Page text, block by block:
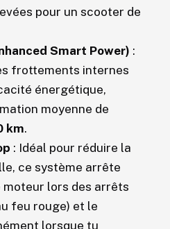
pour un scooter de
Smart Power) :
frottements internes
énergétique,
moyenne de
km.
: Idéal pour réduire la
ce système arrête
lors des arrêts
feu rouge) et le
lorsque tu